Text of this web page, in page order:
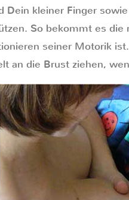
Dein kleiner Finger
So bekommt es
seiner Motorik
an die Brust ziehen,